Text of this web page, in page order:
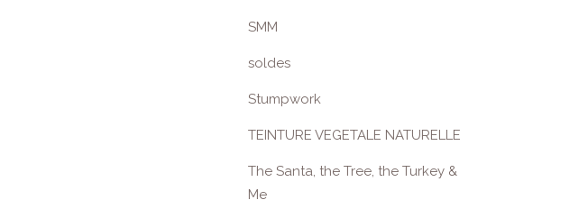
SMM
soldes
Stumpwork
TEINTURE VEGETALE NATURELLE
The Santa, the Tree, the Turkey &
Me